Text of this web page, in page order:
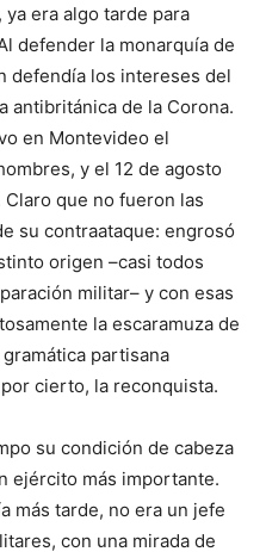
era algo tarde para
defender la monarquía de
defendía los intereses del
antibritánica de la Corona.
en Montevideo el
y el 12 de agosto
que no fueron las
su contraataque: engrosó
origen –casi todos
militar– y con esas
la escaramuza de
partisana
cierto, la reconquista.
su condición de cabeza
ejército más importante.
más tarde, no era un jefe
con una mirada de